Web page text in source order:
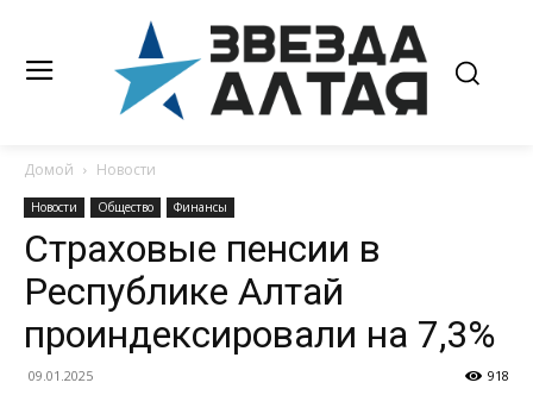
Домой Новости
Новости Общество Финансы
Страховые пенсии в
Республике Алтай
проиндексировали на 7,3%
09.01.2025 918